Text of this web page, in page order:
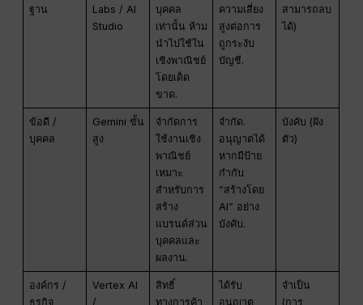
ฐาน
Labs / AI
Studio
บุคคล
เท่านั้น ห้าม
นำไปใช้ใน
เชิงพาณิชย์
โดยเด็ด
ขาด.
ความเสี่ยง
สูงต่อการ
ถูกระงับ
บัญชี.
สามารถลบ
ได้)
ข้อดี /
บุคคล
Gemini ขั้น
สูง
จำกัดการ
ใช้งานเชิง
พาณิชย์
เหมาะ
สำหรับการ
สร้าง
แบรนด์ส่วน
บุคคลและ
ผลงาน.
จำกัด.
อนุญาตได้
หากมีป้าย
กำกับ
“สร้างโดย
AI” อย่าง
บังคับ.
บังคับ (ฝัง
ตัว)
องค์กร /
ธุรกิจ
Vertex AI
/
สิทธิ์
ทางการค้า
ได้รับ
อนุญาต
จำเป็น
(การ